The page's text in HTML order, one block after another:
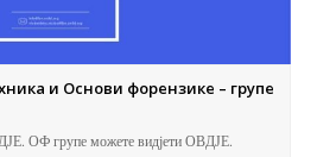
и Основи форензике – групе
ОФ групе можете видјети ОВДЈЕ.